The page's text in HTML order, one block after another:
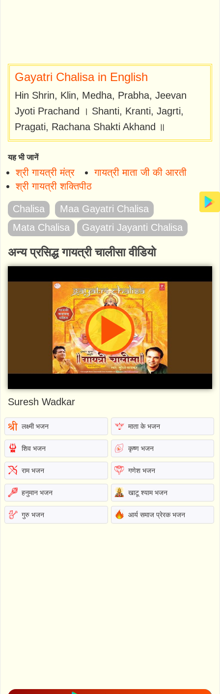
Gayatri Chalisa in English
Hin Shrin, Klin, Medha, Prabha, Jeevan
Jyoti Prachand । Shanti, Kranti, Jagrti,
Pragati, Rachana Shakti Akhand ॥
यह भी जानें
श्री गायत्री मंत्र
गायत्री माता जी की आरती
श्री गायत्री शक्तिपीठ
Chalisa
Maa Gayatri Chalisa
Mata Chalisa
Gayatri Jayanti Chalisa
अन्य प्रसिद्ध गायत्री चालीसा वीडियो
Suresh Wadkar
लक्ष्मी भजन माता के भजन
शिव भजन कृष्ण भजन
राम भजन गणेश भजन
हनुमान भजन खाटू श्याम भजन
गुरु भजन आर्य समाज प्रेरक भजन